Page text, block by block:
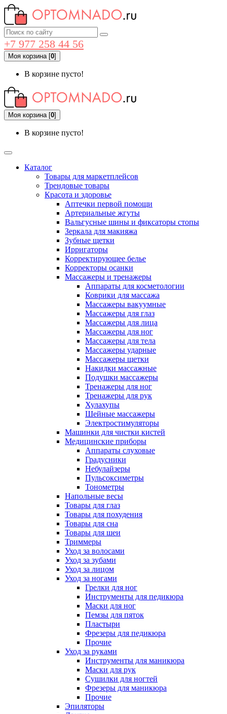
+7 977 258 44 56
Моя корзина[0]
В корзине пусто!
Моя корзина[0]
В корзине пусто!
Каталог
Товары для маркетплейсов
Трендовые товары
Красота и здоровье
Аптечки первой помощи
Артериальные жгуты
Вальгусные шины и фиксаторы стопы
Зеркала для макияжа
Зубные щетки
Ирригаторы
Корректирующее белье
Корректоры осанки
Массажеры и тренажеры
Аппараты для косметологии
Коврики для массажа
Массажеры вакуумные
Массажеры для глаз
Массажеры для лица
Массажеры для ног
Массажеры для тела
Массажеры ударные
Массажеры щетки
Накидки массажные
Подушки массажеры
Тренажеры для ног
Тренажеры для рук
Хулахупы
Шейные массажеры
Электростимуляторы
Машинки для чистки кистей
Медицинские приборы
Аппараты слуховые
Градусники
Небулайзеры
Пульсоксиметры
Тонометры
Напольные весы
Товары для глаз
Товары для похудения
Товары для сна
Товары для шеи
Триммеры
Уход за волосами
Уход за зубами
Уход за лицом
Уход за ногами
Грелки для ног
Инструменты для педикюра
Маски для ног
Пемзы для пяток
Пластыри
Фрезеры для педикюра
Прочие
Уход за руками
Инструменты для маникюра
Маски для рук
Сушилки для ногтей
Фрезеры для маникюра
Прочие
Эпиляторы